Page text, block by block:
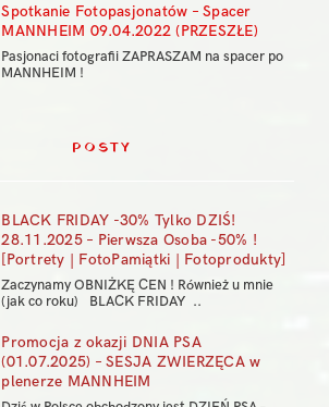
Spotkanie Fotopasjonatów – Spacer
MANNHEIM 09.04.2022 (PRZESZŁE)
Pasjonaci fotografii ZAPRASZAM na spacer po
MANNHEIM !
POSTY
BLACK FRIDAY -30% Tylko DZIŚ!
28.11.2025 – Pierwsza Osoba -50% !
[Portrety | FotoPamiątki | Fotoprodukty]
Zaczynamy OBNIŻKĘ CEN ! Również u mnie
(jak co roku) BLACK FRIDAY ..
Promocja z okazji DNIA PSA
(01.07.2025) – SESJA ZWIERZĘCA w
plenerze MANNHEIM